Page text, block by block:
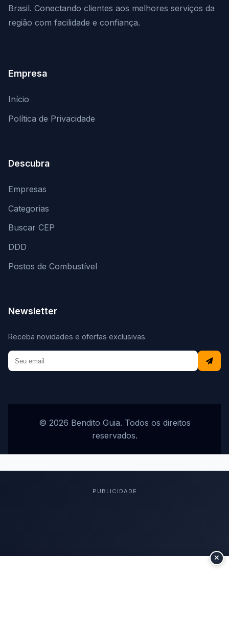
Brasil. Conectando clientes aos melhores serviços da
região com facilidade e confiança.
Empresa
Início
Política de Privacidade
Descubra
Empresas
Categorias
Buscar CEP
DDD
Postos de Combustível
Newsletter
Receba novidades e ofertas exclusivas.
© 2026 Bendito Guia. Todos os direitos
reservados.